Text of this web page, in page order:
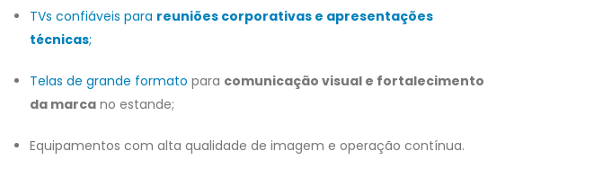
TVs confiáveis para reuniões corporativas e apresentações
técnicas;
Telas de grande formato para comunicação visual e fortalecimento
da marca no estande;
Equipamentos com alta qualidade de imagem e operação contínua.